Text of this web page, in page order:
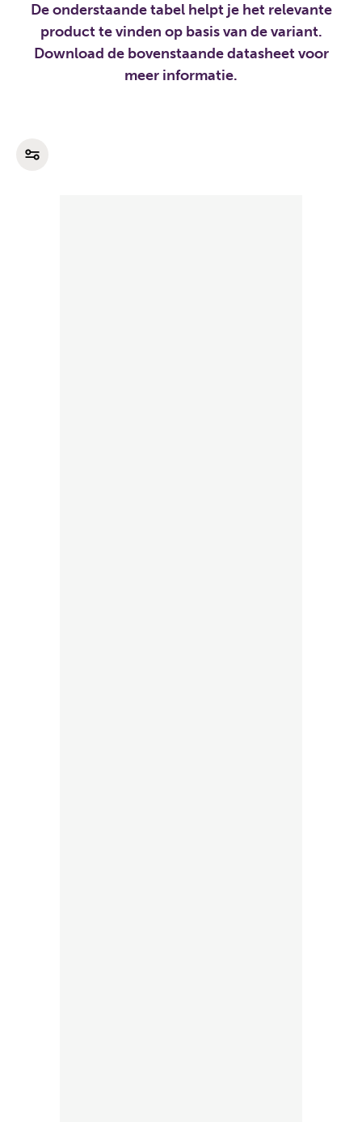
De onderstaande tabel helpt je het relevante
product te vinden op basis van de variant.
Download de bovenstaande datasheet voor
meer informatie.